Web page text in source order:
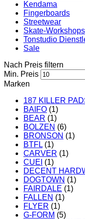
Kendama
Fingerboards
Streetwear
Skate-Workshops
Tonstudio
Sale
Nach Preis filtern
Min. Preis
Marken
187 KILLER
BAIFO (1)
BEAR (1)
BOLZEN (6)
BRONSON (1)
BTFL (1)
CARVER (1)
CUEI (1)
DECENT
DOGTOWN (1)
FAIRDALE (1)
FALLEN (1)
FLYER (1)
G-FORM (5)